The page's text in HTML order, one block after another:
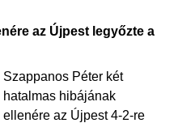
az Újpest legyőzte a
Szappanos Péter két
hatalmas hibájának
ellenére az Újpest 4-2-re